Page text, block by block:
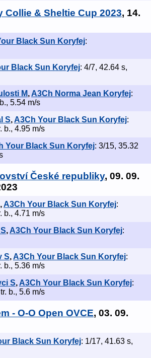
Collie & Sheltie Cup 2023, 14.
Black Sun Koryfej:
Black Sun Koryfej: 4/7, 42.64 s,
M, A3Ch Norma Jean Koryfej:
5.54 m/s
S,A3Ch Your Black Sun Koryfej:
b., 4.95 m/s
Your Black Sun Koryfej: 3/15, 35.32
České republiky, 09. 09.
,A3Ch Your Black Sun Koryfej:
b., 4.71 m/s
, A3Ch Your Black Sun Koryfej:
S,A3Ch Your Black Sun Koryfej:
b., 5.36 m/s
S, A3Ch Your Black Sun Koryfej:
b., 5.6 m/s
- O-O Open OVCE, 03. 09.
Black Sun Koryfej: 1/17, 41.63 s,